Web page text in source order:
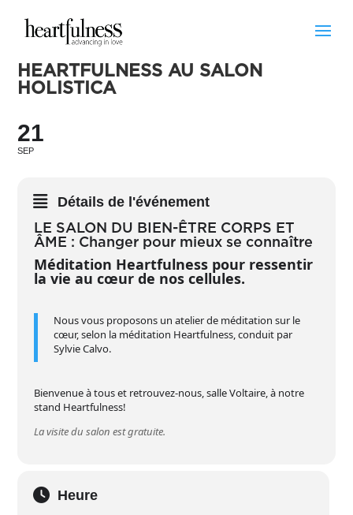
HEARTFULNESS AU SALON
HOLISTICA
21
SEP
Détails de l'événement
LE SALON DU BIEN-ÊTRE CORPS ET
ÂME : Changer pour mieux se connaître
Méditation Heartfulness pour ressentir
la vie au cœur de nos cellules.
Nous vous proposons un atelier de méditation sur le
cœur, selon la méditation Heartfulness, conduit par
Sylvie Calvo.
Bienvenue à tous et retrouvez-nous, salle Voltaire, à notre
stand Heartfulness!
La visite du salon est gratuite.
Heure